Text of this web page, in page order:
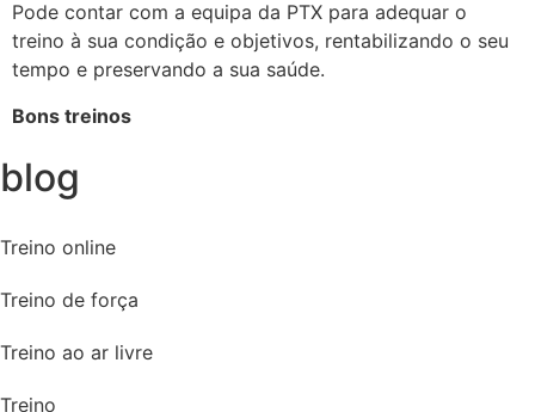
Pode contar com a equipa da PTX para adequar o
treino à sua condição e objetivos, rentabilizando o seu
tempo e preservando a sua saúde.
Bons treinos
blog
Treino online
Treino de força
Treino ao ar livre
Treino